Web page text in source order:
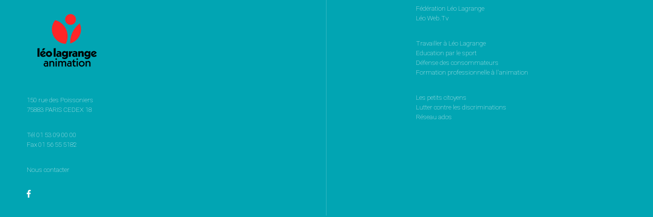
150 rue des Poissoniers
75883 PARIS CEDEX 18
Tél 01 53 09 00 00
Fax 01 56 55 5182
Nous contacter
Fédération Léo Lagrange
Léo Web.Tv
Travailler à Léo Lagrange
Education par le sport
Défense des consommateurs
Formation professionnelle à l'animation
Les petits citoyens
Lutter contre les discriminations
Réseau ados